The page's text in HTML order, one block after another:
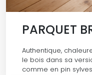
PARQUET
Authentique,
le bois dans sa
comme en pin